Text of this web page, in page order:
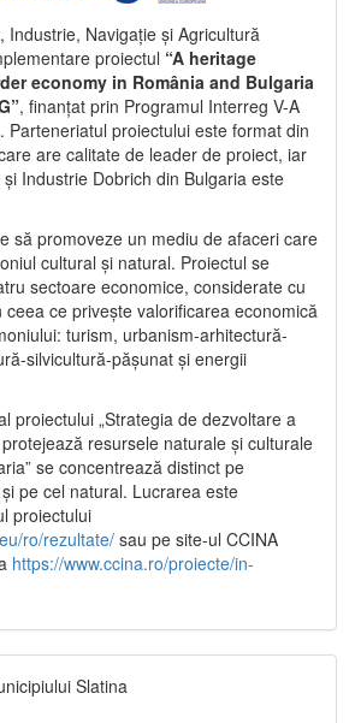
Industrie, Navigație și Agricultură
proiectul “A heritage
economy in România and Bulgaria
, finanțat prin Programul Interreg V-A
Parteneriatul proiectului este format din
are calitate de leader de proiect, iar
Industrie Dobrich din Bulgaria este
să promoveze un mediu de afaceri care
cultural și natural. Proiectul se
sectoare economice, considerate cu
ce privește valorificarea economică
turism, urbanism-arhitectură-
silvicultură-pășunat și energii
proiectului „Strategia de dezvoltare a
resursele naturale și culturale
se concentrează distinct pe
pe cel natural. Lucrarea este
proiectului
ro/rezultate/ sau pe site-ul CCINA
https://www.ccina.ro/proiecte/in-
Slatina